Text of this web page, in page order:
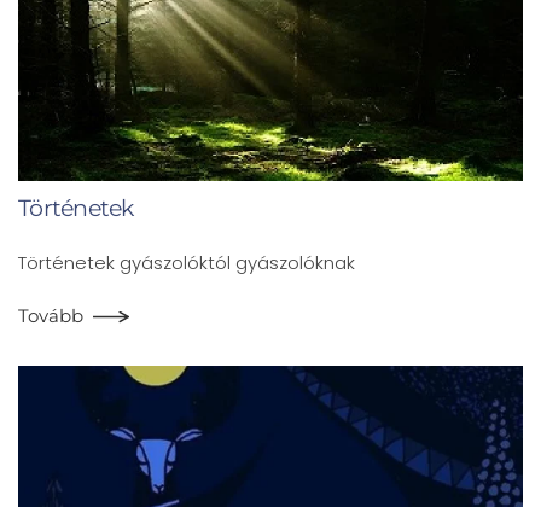
Történetek
Történetek gyászolóktól gyászolóknak
Tovább